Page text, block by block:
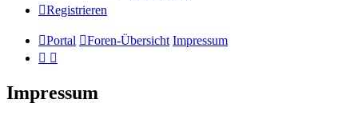
Registrieren
Portal Foren-Übersicht Impressum
Impressum